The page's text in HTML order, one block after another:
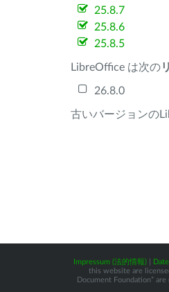
25.8.7
25.8.6
25.8.5
LibreOffice は次の
26.8.0
古いバージョンの
Impressum (法的情報)
this website are
Document Foundation”